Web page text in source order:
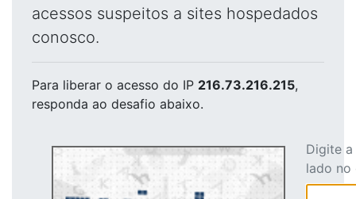
acessos suspeitos a sites hospedados
conosco.
Para liberar o acesso do IP 216.73.216.215,
responda ao desafio abaixo.
Digite
lado no